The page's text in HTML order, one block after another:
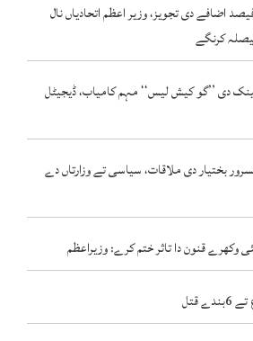
وچ 10 توں 15 فیصد اضافے دی تجویز، وزیر اعظم اتحادیاں نال
کرنگے
دی ’’گو کیش لیس‘‘ مہم کامیاب، ڈیجیٹل
بختیار دی ملاقات، سیاسی تے وزارتاں دے
وکھرے قنون دا تاثر ختم کرے: وزیراعظم
قتل